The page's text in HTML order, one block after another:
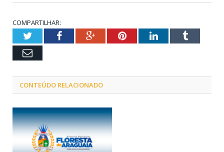
COMPARTILHAR:
TwitterFacebookGoogle+PinterestLinkedInTumblr
Email
CONTEÚDO RELACIONADO